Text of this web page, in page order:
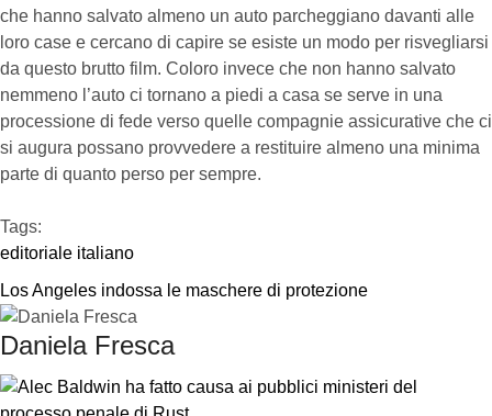
che hanno salvato almeno un auto parcheggiano davanti alle
loro case e cercano di capire se esiste un modo per risvegliarsi
da questo brutto film. Coloro invece che non hanno salvato
nemmeno l’auto ci tornano a piedi a casa se serve in una
processione di fede verso quelle compagnie assicurative che ci
si augura possano provvedere a restituire almeno una minima
parte di quanto perso per sempre.
Tags:
editoriale italiano
Los Angeles indossa le maschere di protezione
Daniela Fresca